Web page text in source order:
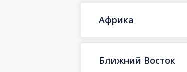
Африка
Ближний Восток